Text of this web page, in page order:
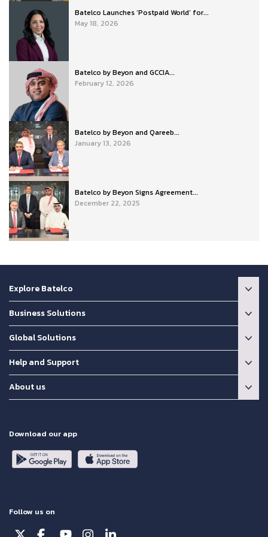
Batelco Launches ‘Postpaid World’ for...
May 18, 2026
Batelco by Beyon and GCCIA...
February 12, 2026
Batelco by Beyon and Qareeb...
January 13, 2026
Batelco by Beyon Signs Agreement...
December 22, 2025
Explore Batelco
Business Solutions
Global Solutions
Help and Support
About us
Download our app
Follow us on